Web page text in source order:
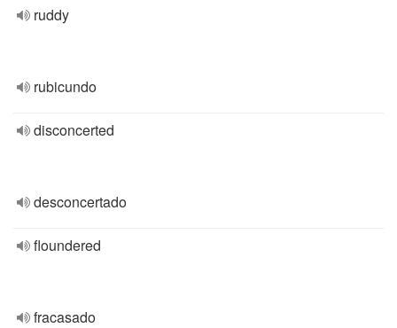
ruddy
rubicundo
disconcerted
desconcertado
floundered
fracasado